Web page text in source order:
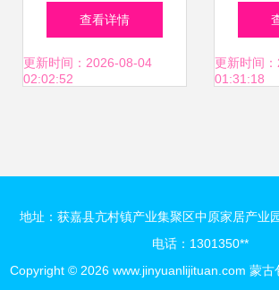
承草原文化的品质
之选
查看详情
更新时间：2026-08-04
02:02:52
在同
传统
更新时间
01:31:18
地址：获嘉县亢村镇产业集聚区中原家居产业
电话：1301350**
Copyright © 2026 www.jinyuanlijituan.com 蒙古